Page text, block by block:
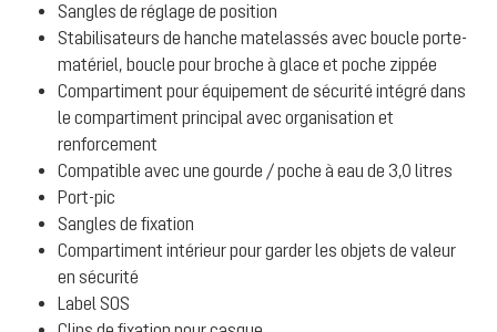
Sangles de réglage de position
Stabilisateurs de hanche matelassés avec boucle porte-
matériel, boucle pour broche à glace et poche zippée
Compartiment pour équipement de sécurité intégré dans
le compartiment principal avec organisation et
renforcement
Compatible avec une gourde / poche à eau de 3,0 litres
Port-pic
Sangles de fixation
Compartiment intérieur pour garder les objets de valeur
en sécurité
Label SOS